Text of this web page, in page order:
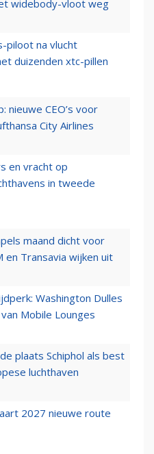
widebody-vloot weg
piloot na vlucht
duizenden xtc-pillen
nieuwe CEO’s voor
City Airlines
en vracht op
in tweede
maand dicht voor
en Transavia wijken uit
Washington Dulles
Mobile Lounges
plaats Schiphol als best
luchthaven
2027 nieuwe route